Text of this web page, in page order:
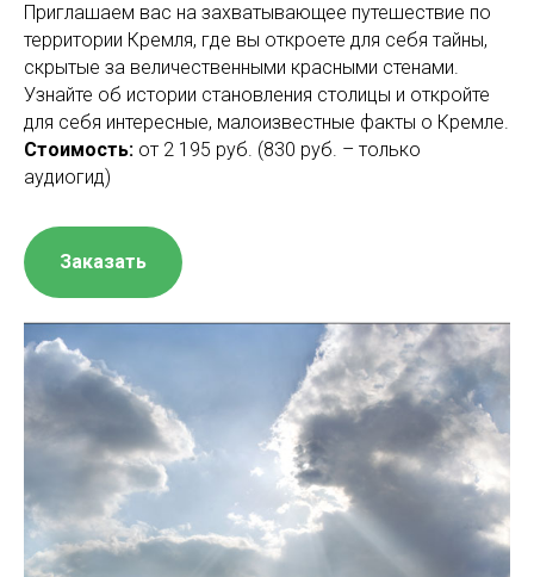
Приглашаем вас на захватывающее путешествие по
территории Кремля, где вы откроете для себя тайны,
скрытые за величественными красными стенами.
Узнайте об истории становления столицы и откройте
для себя интересные, малоизвестные факты о Кремле.
Стоимость: от 2 195 руб. (830 руб. – только
аудиогид)
Заказать